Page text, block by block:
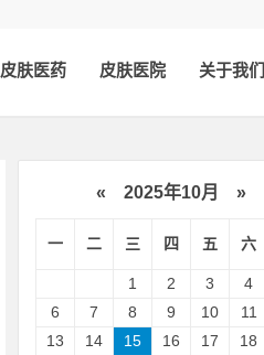
皮肤医药 皮肤医院 关于我们
« 2025年10月 »
一 二 三 四 五 六
1 2 3 4
6
7 8 9 10 11
13
14 15 16 17 18